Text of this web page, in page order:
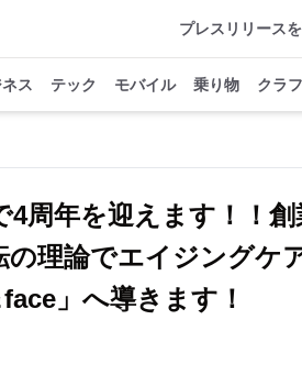
プレスリリース
ス テック モバイル 乗り物 クラ
4周年を迎えます！！創
理論でエイジングケ
」へ導きます！